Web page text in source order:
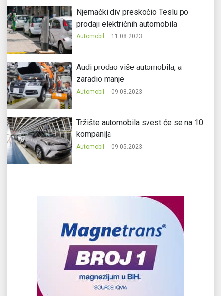
Njemački div preskočio Teslu po
prodaji električnih automobila
Automobil 11.08.2023.
Audi prodao više automobila, a
zaradio manje
Automobil 09.08.2023.
Tržište automobila svest će se na 10
kompanija
Automobil 09.05.2023.